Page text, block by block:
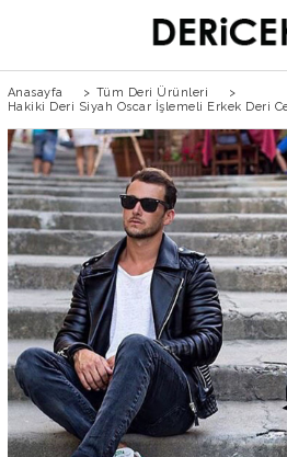
Anasayfa > Tüm Deri Ürünleri
>
Hakiki Deri Siyah Oscar İşlemeli Erkek Deri